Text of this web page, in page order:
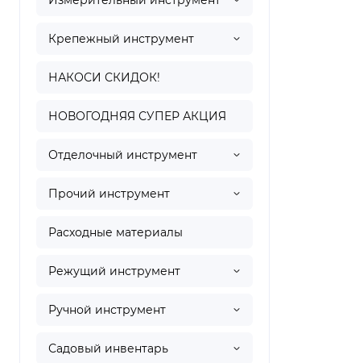
Крепежный инструмент
НАКОСИ СКИДОК!
НОВОГОДНЯЯ СУПЕР АКЦИЯ
Отделочный инструмент
Прочий инструмент
Расходные материалы
Режущий инструмент
Ручной инструмент
Садовый инвентарь